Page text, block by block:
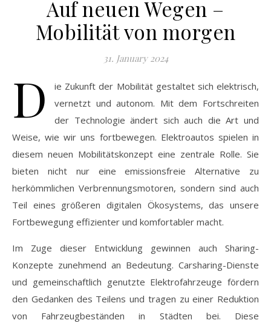
Auf neuen Wegen –
Mobilität von morgen
31. January 2024
D
ie Zukunft der Mobilität gestaltet sich elektrisch,
vernetzt und autonom. Mit dem Fortschreiten
der Technologie ändert sich auch die Art und
Weise, wie wir uns fortbewegen. Elektroautos spielen in
diesem neuen Mobilitätskonzept eine zentrale Rolle. Sie
bieten nicht nur eine emissionsfreie Alternative zu
herkömmlichen Verbrennungsmotoren, sondern sind auch
Teil eines größeren digitalen Ökosystems, das unsere
Fortbewegung effizienter und komfortabler macht.
Im Zuge dieser Entwicklung gewinnen auch Sharing-
Konzepte zunehmend an Bedeutung. Carsharing-Dienste
und gemeinschaftlich genutzte Elektrofahrzeuge fördern
den Gedanken des Teilens und tragen zu einer Reduktion
von Fahrzeugbeständen in Städten bei. Diese